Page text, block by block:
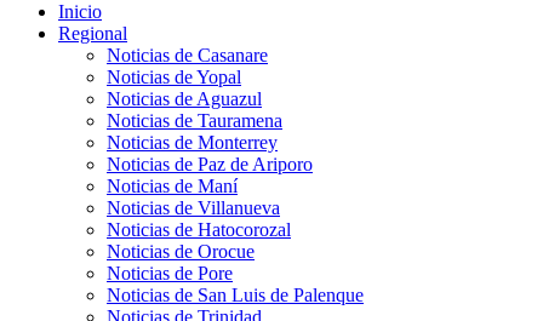
Inicio
Regional
Noticias de Casanare
Noticias de Yopal
Noticias de Aguazul
Noticias de Tauramena
Noticias de Monterrey
Noticias de Paz de Ariporo
Noticias de Maní
Noticias de Villanueva
Noticias de Hatocorozal
Noticias de Orocue
Noticias de Pore
Noticias de San Luis de Palenque
Noticias de Trinidad